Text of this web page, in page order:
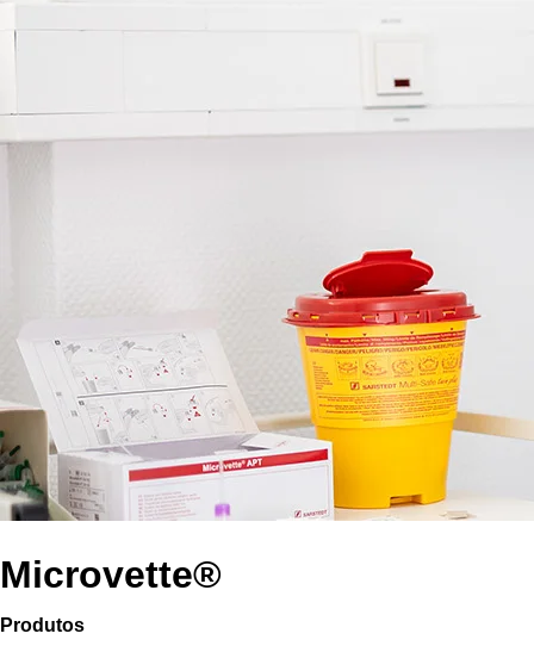
Microvette®
Produtos